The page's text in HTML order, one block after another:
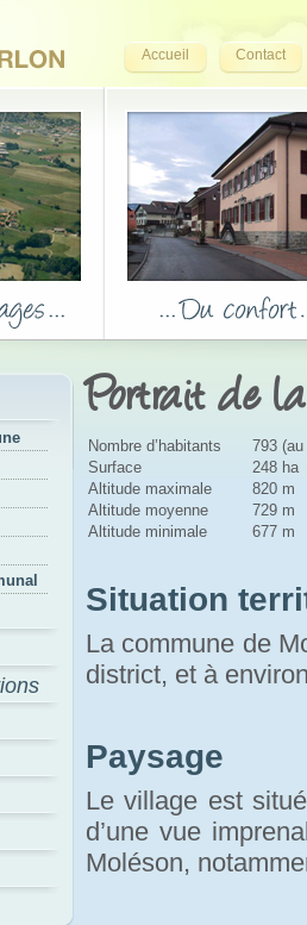
Accueil Contact
Portrait de
Nombre d’habitants
793
Surface
248 ha
Altitude maximale
820 m
Altitude moyenne
729 m
Altitude minimale
677 m
Situation
La commune de
district, et à
Paysage
Le village est
d’une vue
Moléson,